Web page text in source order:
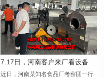
7.17日，河南客户来厂看设备
近日，河南某知名食品厂考察团一行